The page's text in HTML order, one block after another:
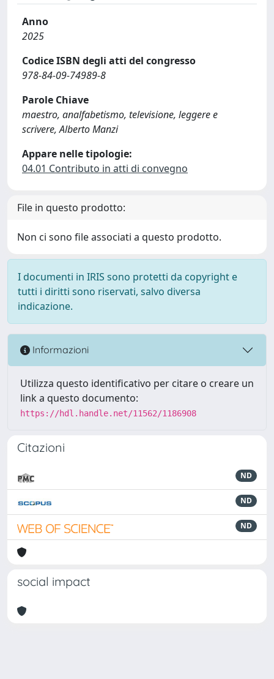
Anno
2025
Codice ISBN degli atti del congresso
978-84-09-74989-8
Parole Chiave
maestro, analfabetismo, televisione, leggere e
scrivere, Alberto Manzi
Appare nelle tipologie:
04.01 Contributo in atti di convegno
File in questo prodotto:
Non ci sono file associati a questo prodotto.
I documenti in IRIS sono protetti da copyright e
tutti i diritti sono riservati, salvo diversa
indicazione.
Informazioni
Utilizza questo identificativo per citare o creare un
link a questo documento:
https://hdl.handle.net/11562/1186908
Citazioni
ND
ND
ND
social impact